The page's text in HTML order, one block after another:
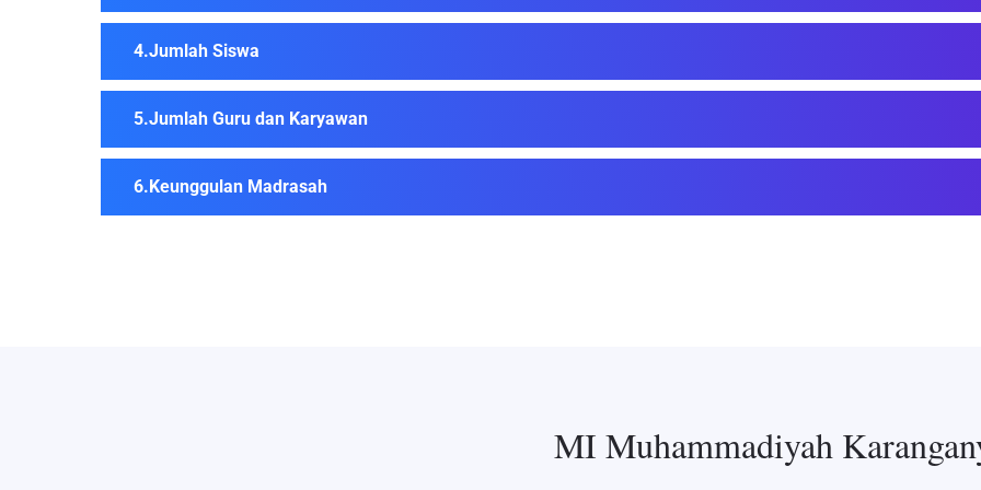
Jumlah Siswa
Jumlah Guru dan Karyawan
Keunggulan Madrasah
MI Muhammadiyah